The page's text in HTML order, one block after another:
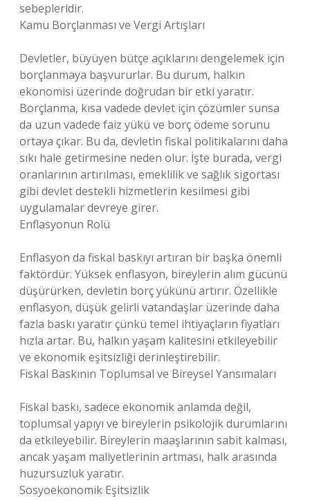
sebepleridir.
Kamu Borçlanması ve Vergi Artışları
Devletler, büyüyen bütçe açıklarını dengelemek için
borçlanmaya başvururlar. Bu durum, halkın
ekonomisi üzerinde doğrudan bir etki yaratır.
Borçlanma, kısa vadede devlet için çözümler sunsa
da uzun vadede faiz yükü ve borç ödeme sorunu
ortaya çıkar. Bu da, devletin fiskal politikalarını daha
sıkı hale getirmesine neden olur. İşte burada, vergi
oranlarının artırılması, emeklilik ve sağlık sigortası
gibi devlet destekli hizmetlerin kesilmesi gibi
uygulamalar devreye girer.
Enflasyonun Rolü
Enflasyon da fiskal baskıyı artıran bir başka önemli
faktördür. Yüksek enflasyon, bireylerin alım gücünü
düşürürken, devletin borç yükünü artırır. Özellikle
enflasyon, düşük gelirli vatandaşlar üzerinde daha
fazla baskı yaratır çünkü temel ihtiyaçların fiyatları
hızla artar. Bu, halkın yaşam kalitesini etkileyebilir
ve ekonomik eşitsizliği derinleştirebilir.
Fiskal Baskının Toplumsal ve Bireysel Yansımaları
Fiskal baskı, sadece ekonomik anlamda değil,
toplumsal yapıyı ve bireylerin psikolojik durumlarını
da etkileyebilir. Bireylerin maaşlarının sabit kalması,
ancak yaşam maliyetlerinin artması, halk arasında
huzursuzluk yaratır.
Sosyoekonomik Eşitsizlik